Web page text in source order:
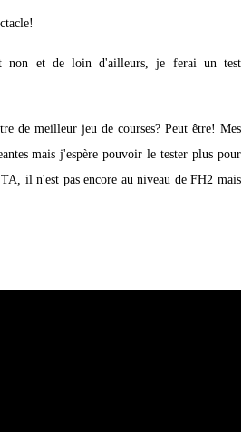
non et de loin d'ailleurs, je ferai un test
de meilleur jeu de courses? Peut être! Mes
mais j'espère pouvoir le tester plus pour
il n'est pas encore au niveau de FH2 mais